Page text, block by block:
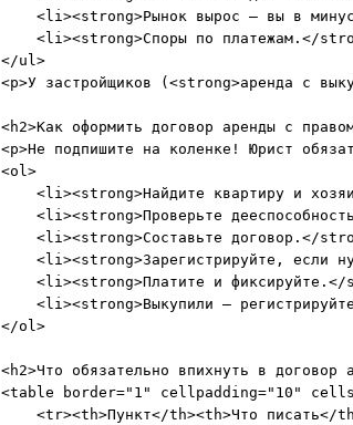
<li><strong>Рынок вырос – вы в
<li><strong>Споры по платежам.</
</ul>
<p>У застройщиков (<strong>аренда с
<h2>Как оформить договор аренды с
<p>Не подпишите на коленке! Юрист
<ol>
<li><strong>Найдите квартиру и
<li><strong>Проверьте
<li><strong>Составьте договор.</
<li><strong>Зарегистрируйте, если
<li><strong>Платите и
<li><strong>Выкупили –
</ol>
<h2>Что обязательно впихнуть в договор
<table border="1" cellpadding="10"
<tr><th>Пункт</th><th>Что писать</